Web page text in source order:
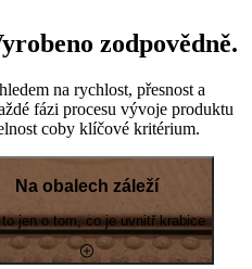
zodpovědně.
na rychlost, přesnost a
fázi procesu vývoje produktu
coby klíčové kritérium.
Na obalech záleží
jen o tom, co je uvnitř krabice